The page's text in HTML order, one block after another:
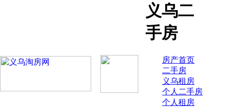
义乌二
手房
房产首页
二手房
义乌租房
个人二手房
个人租房